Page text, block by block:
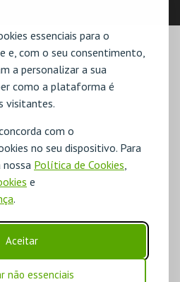
essenciais para o
e, com o seu consentimento,
a personalizar a sua
como a plataforma é
visitantes.
com o
no seu dispositivo. Para
nossa Política de Cookies,
e
.
Aceitar
não essenciais